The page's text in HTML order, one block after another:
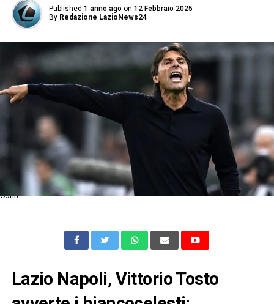
Published 1 anno ago on 12 Febbraio 2025
By Redazione LazioNews24
Conte
Lazio Napoli, Vittorio Tosto